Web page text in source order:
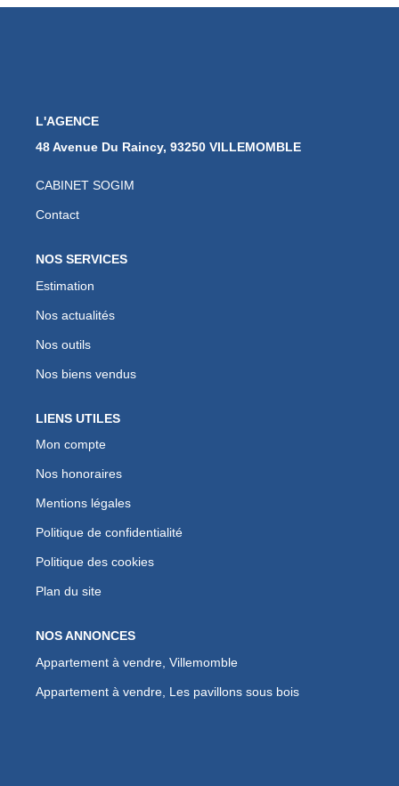
L'AGENCE
48 Avenue Du Raincy, 93250 VILLEMOMBLE
CABINET SOGIM
Contact
NOS SERVICES
Estimation
Nos actualités
Nos outils
Nos biens vendus
LIENS UTILES
Mon compte
Nos honoraires
Mentions légales
Politique de confidentialité
Politique des cookies
Plan du site
NOS ANNONCES
Appartement à vendre, Villemomble
Appartement à vendre, Les pavillons sous bois